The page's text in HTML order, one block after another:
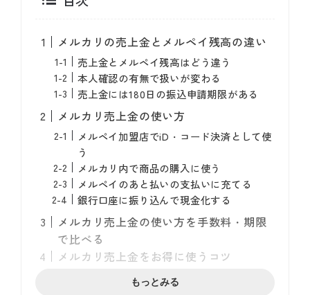
メルカリの売上金とメルペイ残高の違い
売上金とメルペイ残高はどう違う
本人確認の有無で扱いが変わる
売上金には180日の振込申請期限がある
メルカリ売上金の使い方
メルペイ加盟店でiD・コード決済として使
う
メルカリ内で商品の購入に使う
メルペイのあと払いの支払いに充てる
銀行口座に振り込んで現金化する
メルカリ売上金の使い方を手数料・期限
で比べる
メルカリ売上金をお得に使うコツ
本人確認を済ませて期限を消す
もっとみる